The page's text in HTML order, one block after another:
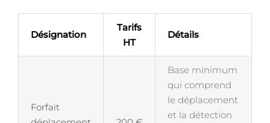
Désignation
Tarifs
HT
Détails
Forfait
Base minimum
qui comprend
le déplacement
et la détection